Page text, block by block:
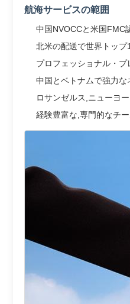
航海サービスの範囲
中国NVOCCと米国FMC
北米の配送で世界トップ
プロフェッショナル・
中国とベトナムで強力
ロサンゼルス,ニューヨ
経験豊富な,専門的なチ